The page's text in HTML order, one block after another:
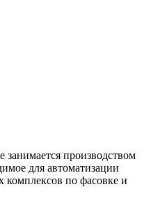
производством
для автоматизации
комплексов по фасовке и